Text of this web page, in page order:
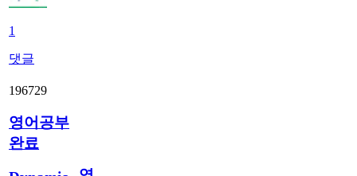
1
댓글
196729
영어공부
완료